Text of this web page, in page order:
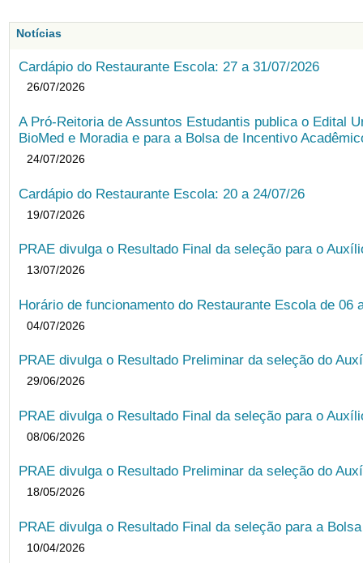
Notícias
Cardápio do Restaurante Escola: 27 a 31/07/2026
26/07/2026
A Pró-Reitoria de Assuntos Estudantis publica o Edital
BioMed e Moradia e para a Bolsa de Incentivo
24/07/2026
Cardápio do Restaurante Escola: 20 a 24/07/26
19/07/2026
PRAE divulga o Resultado Final da seleção para o
13/07/2026
Horário de funcionamento do Restaurante Escola de 06
04/07/2026
PRAE divulga o Resultado Preliminar da seleção do
29/06/2026
PRAE divulga o Resultado Final da seleção para o
08/06/2026
PRAE divulga o Resultado Preliminar da seleção do
18/05/2026
PRAE divulga o Resultado Final da seleção para a
10/04/2026